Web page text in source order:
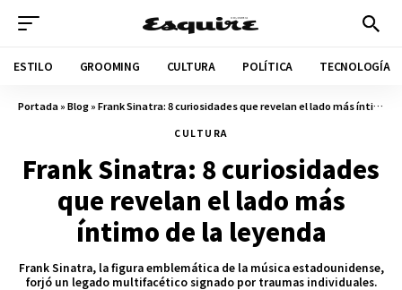
ESTILO GROOMING CULTURA POLÍTICA TECNOLOGÍA
Portada»Blog»Frank Sinatra: 8 curiosidades que revelan el lado más íntimo de la leyenda
CULTURA
Frank Sinatra: 8 curiosidades
que revelan el lado más
íntimo de la leyenda
Frank Sinatra, la figura emblemática de la música estadounidense,
forjó un legado multifacético signado por traumas individuales.